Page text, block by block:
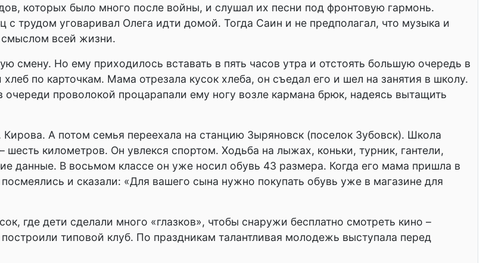
которых было много после войны, и слушал их песни под фронтовую гармонь.
трудом уговаривал Олега идти домой. Тогда Саин и не предполагал, что музыка и
смыслом всей жизни.
смену. Но ему приходилось вставать в пять часов утра и отстоять большую очередь в
по карточкам. Мама отрезала кусок хлеба, он съедал его и шел на занятия в школу.
проволокой процарапали ему ногу возле кармана брюк, надеясь вытащить
А потом семья переехала на станцию Зыряновск (поселок Зубовск). Школа
километров. Он увлекся спортом. Ходьба на лыжах, коньки, турник, гантели,
данные. В восьмом классе он уже носил обувь 43 размера. Когда его мама пришла в
и сказали: «Для вашего сына нужно покупать обувь уже в магазине для
где дети сделали много «глазков», чтобы снаружи бесплатно смотреть кино –
типовой клуб. По праздникам талантливая молодежь выступала перед